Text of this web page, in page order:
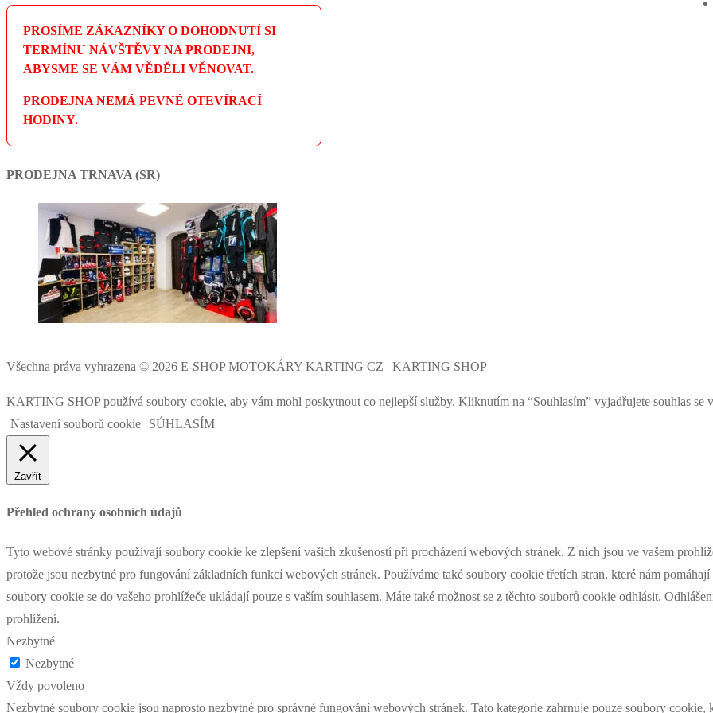
PROSÍME ZÁKAZNÍKY O DOHODNUTÍ SI
TERMÍNU NÁVŠTĚVY NA PRODEJNI,
ABYSME SE VÁM VĚDĚLI VĚNOVAT.
PRODEJNA NEMÁ PEVNÉ OTEVÍRACÍ
HODINY.
PRODEJNA TRNAVA (SR)
Všechna práva vyhrazena © 2026 E-SHOP MOTOKÁRY KARTING CZ | KARTING SHOP
KARTING SHOP používá soubory cookie, aby vám mohl poskytnout co nejlepší služby. Kliknutím na “Souhlasím” vyjadřujete souhlas se
Nastavení souborů cookie
SÚHLASÍM
Zavřít
Přehled ochrany osobních údajů
Tyto webové stránky používají soubory cookie ke zlepšení vašich zkušeností při procházení webových stránek. Z nich jsou ve vašem
protože jsou nezbytné pro fungování základních funkcí webových stránek. Používáme také soubory cookie třetích stran, které nám
soubory cookie se do vašeho prohlížeče ukládají pouze s vaším souhlasem. Máte také možnost se z těchto souborů cookie odhlásit.
prohlížení.
Nezbytné
Nezbytné
Vždy povoleno
Nezbytné soubory cookie jsou naprosto nezbytné pro správné fungování webových stránek. Tato kategorie zahrnuje pouze soubory